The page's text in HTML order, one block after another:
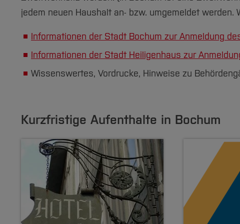
immo-suche.net
immowelt.de/suche/bochum/wg
waz.immowelt.de
www.meinestadt.de
VBW - Vereinte Bochumer Wohnstätten
Bochumer Wohnstätten Genossenschaft eG
Vonovia (ehem. Deutsche Annington und
Sparbauverein Heiligenhaus
jedem neuen Haushalt an- bzw. umgemeldet werden.
Informationen der Stadt Bochum zur Anmeldung
Informationen der Stadt Heiligenhaus zur
Wissenswertes, Vordrucke, Hinweise zu
Kurzfristige Aufenthalte in Bochum